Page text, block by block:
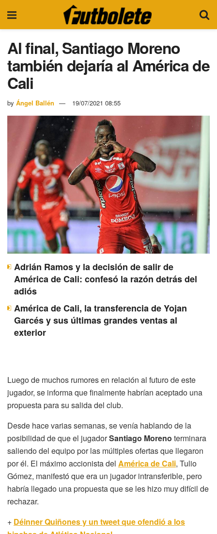
Al final, Santiago Moreno
también dejaría al América de
Cali
by Ángel Ballén 19/07/2021 08:55
Adrián Ramos y la decisión de salir de
América de Cali: confesó la razón detrás del
adiós
América de Cali, la transferencia de Yojan
Garcés y sus últimas grandes ventas al
exterior
Luego de muchos rumores en relación al futuro de este
jugador, se informa que finalmente habrían aceptado una
propuesta para su salida del club.
Desde hace varias semanas, se venía hablando de la
posibilidad de que el jugadorSantiago Moreno terminara
saliendo del equipo por las múltiples ofertas que llegaron
por él. El máximo accionista del América de Cali, Tulio
Gómez, manifestó que era un jugador intransferible, pero
habría llegado una propuesta que se les hizo muy difícil de
rechazar.
+ Déinner Quiñones y un tweet que ofendió a los